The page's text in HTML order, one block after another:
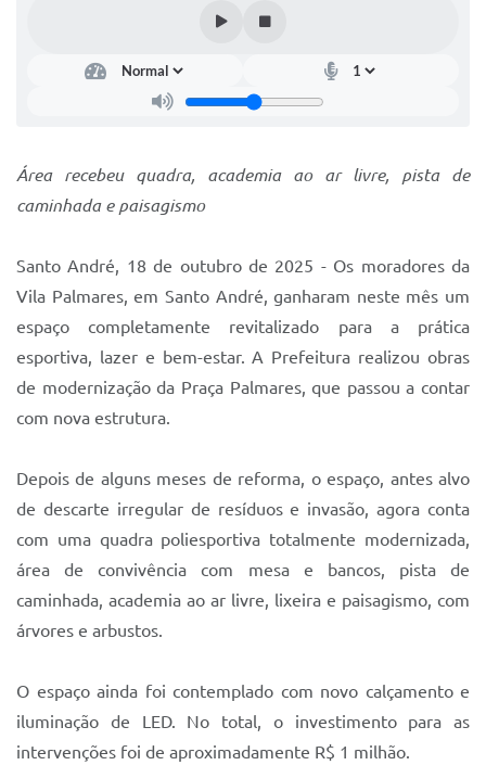
Legislação
Lei de acesso à informação
Mobilidade Urbana Sustentável
Parque Escola
Portal da Educação
Sistema Colab
Autarquias
Área recebeu quadra, academia ao ar livre, pista de
caminhada e paisagismo
Santo André, 18 de outubro de 2025 - Os moradores da
Vila Palmares, em Santo André, ganharam neste mês um
espaço completamente revitalizado para a prática
esportiva, lazer e bem-estar. A Prefeitura realizou obras
de modernização da Praça Palmares, que passou a contar
com nova estrutura.
Depois de alguns meses de reforma, o espaço, antes alvo
de descarte irregular de resíduos e invasão, agora conta
com uma quadra poliesportiva totalmente modernizada,
área de convivência com mesa e bancos, pista de
caminhada, academia ao ar livre, lixeira e paisagismo, com
árvores e arbustos.
O espaço ainda foi contemplado com novo calçamento e
iluminação de LED. No total, o investimento para as
intervenções foi de aproximadamente R$ 1 milhão.